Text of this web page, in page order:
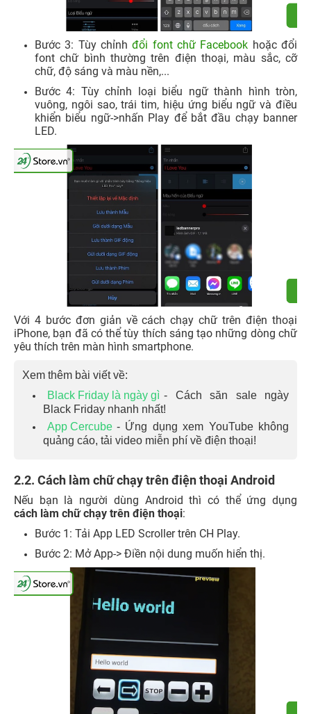
Bước 3: Tùy chỉnhđổi font chữ Facebook hoặc đổi
font chữ bình thường trên điện thoại, màu sắc, cỡ
chữ, độ sáng và màu nền,...
Bước 4: Tùy chỉnh loại biểu ngữ thành hình tròn,
vuông, ngôi sao, trái tim, hiệu ứng biểu ngữ và điều
khiển biểu ngữ->nhấn Play để bắt đầu chạy banner
LED.
Với 4 bước đơn giản về cách chạy chữ trên điện thoại
iPhone, bạn đã có thể tùy thích sáng tạo những dòng chữ
yêu thích trên màn hình smartphone.
Xem thêm bài viết về:
Black Friday là ngày gì - Cách săn sale ngày
Black Friday nhanh nhất!
App Cercube - Ứng dụng xem YouTube không
quảng cáo, tải video miễn phí về điện thoại!
2.2. Cách làm chữ chạy trên điện thoại Android
Nếu bạn là người dùng Android thì có thể ứng dụng
cách làm chữ chạy trên điện thoại:
Bước 1: Tải App LED Scroller trên CH Play.
Bước 2: Mở App-> Điền nội dung muốn hiển thị.